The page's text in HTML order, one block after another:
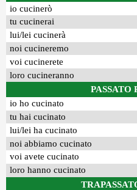
io cucinerò
tu cucinerai
lui/lei cucinerà
noi cucineremo
voi cucinerete
loro cucineranno
PASSATO
io ho cucinato
tu hai cucinato
lui/lei ha cucinato
noi abbiamo cucinato
voi avete cucinato
loro hanno cucinato